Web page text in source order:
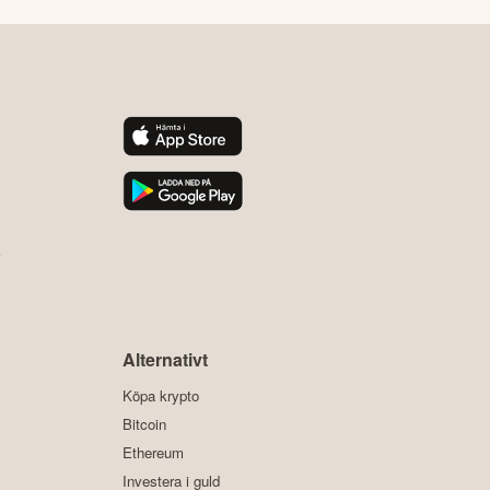
Alternativt
Köpa krypto
Bitcoin
Ethereum
Investera i guld